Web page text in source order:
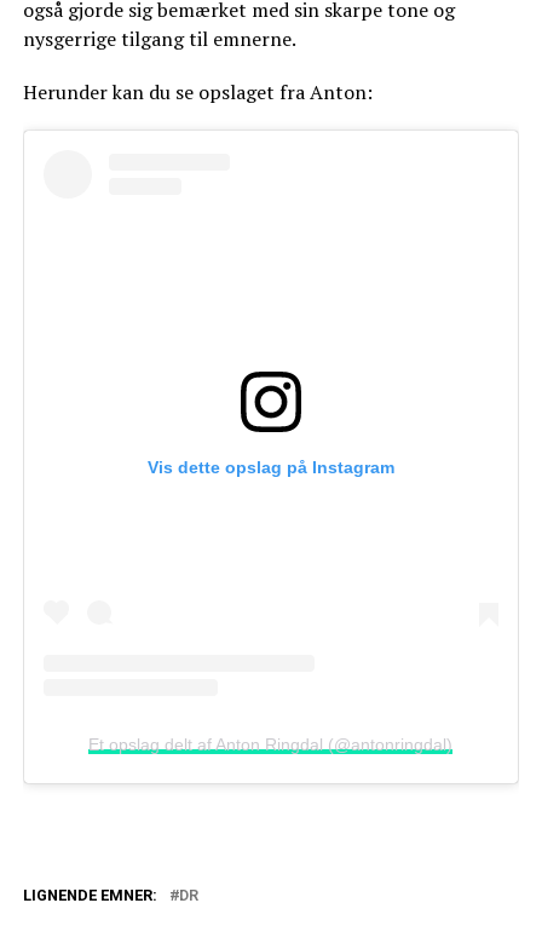
også gjorde sig bemærket med sin skarpe tone og
nysgerrige tilgang til emnerne.
Herunder kan du se opslaget fra Anton:
Vis dette opslag på Instagram
Et opslag delt af Anton Ringdal (@antonringdal)
LIGNENDE EMNER: DR